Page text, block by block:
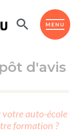
MENU
d'avis
votre auto-école
formation ?